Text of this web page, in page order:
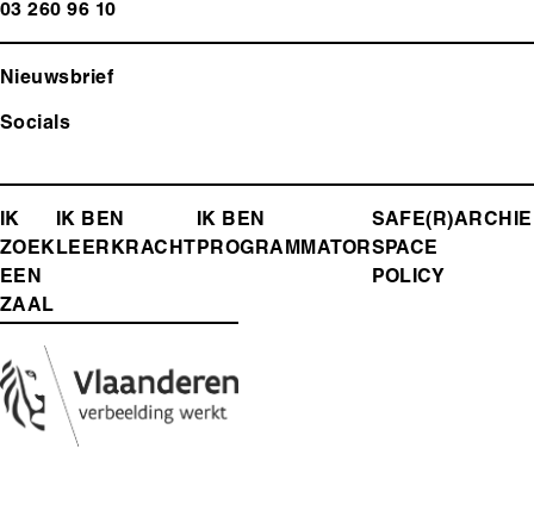
03 260 96 10
Nieuwsbrief
Socials
FOOTER-
MENU
IK
ZOEK
EEN
ZAAL
IK BEN
LEERKRACHT
IK BEN
PROGRAMMATOR
SAFE(R)
SPACE
POLICY
Media
Afbeelding